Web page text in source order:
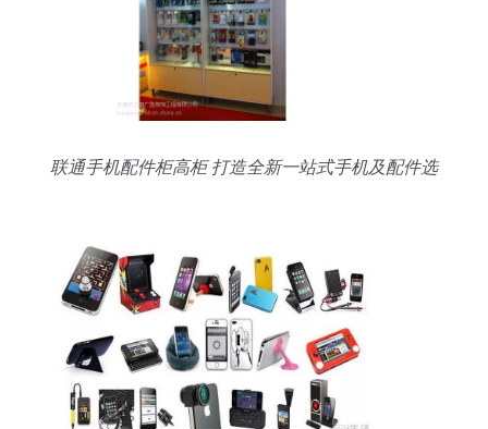
联通手机配件柜高柜 打造全新一站式手机及配件选